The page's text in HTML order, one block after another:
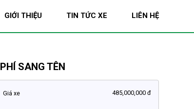
GIỚI THIỆU TIN TỨC XE LIÊN HỆ
PHÍ SANG TÊN
Giá xe 485,000,000 đ